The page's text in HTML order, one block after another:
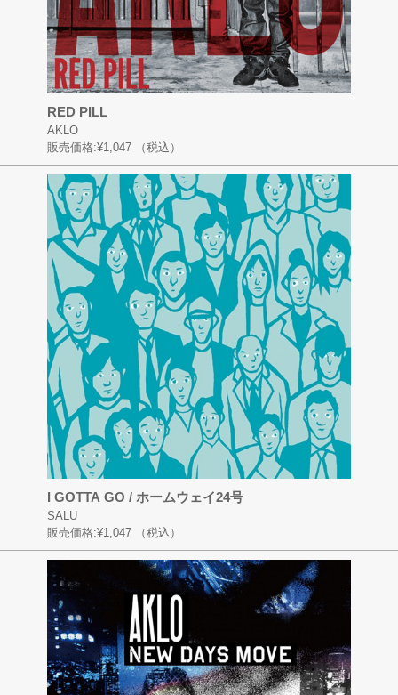
RED PILL
AKLO
販売価格:¥1,047 （税込）
I GOTTA GO / ホームウェイ24号
SALU
販売価格:¥1,047 （税込）